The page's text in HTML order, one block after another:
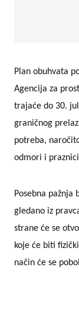
Plan obuhvata
Agencija za
trajaće do 30.
graničnog
potreba,
odmori i
Posebna pažnja
gledano iz
strane će se
koje će biti
način će se